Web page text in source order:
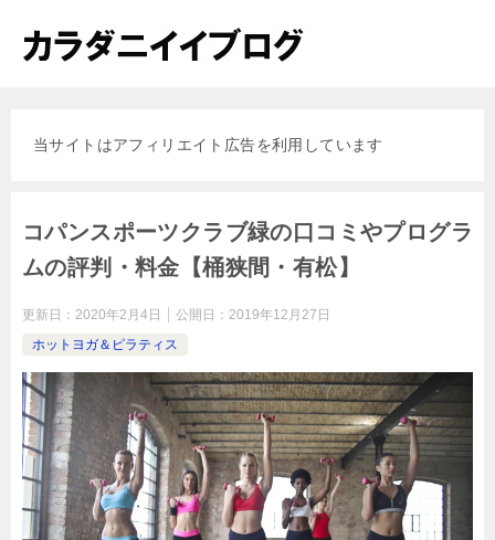
当サイトはアフィリエイト広告を利用しています
コパンスポーツクラブ緑の口コミやプログラ
ムの評判・料金【桶狭間・有松】
更新日： 2020年2月4日 公開日： 2019年12月27日
ホットヨガ＆ピラティス